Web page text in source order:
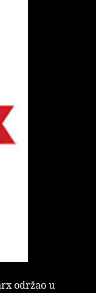
održao u